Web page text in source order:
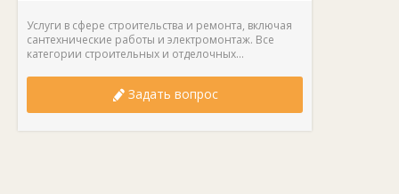
Услуги в сфере строительства и ремонта, включая
сантехнические работы и электромонтаж. Все
категории строительных и отделочных...
Задать вопрос